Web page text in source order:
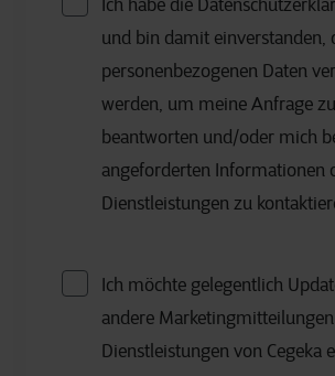
Ich habe die
und bin damit einverstanden,
personenbezogenen Daten
werden, um meine Anfrage zu
beantworten und/oder mich
angeforderten Informationen
Dienstleistungen zu
Ich möchte gelegentlich
andere
Dienstleistungen von Cegeka